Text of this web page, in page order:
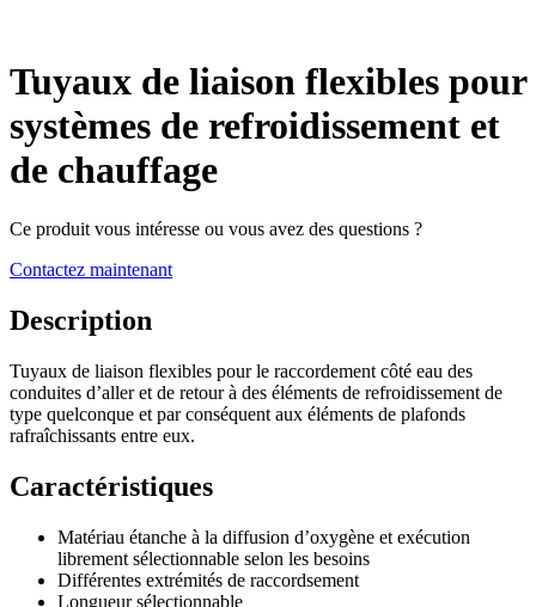
Tuyaux de liaison flexibles pour
systèmes de refroidissement et
de chauffage
Ce produit vous intéresse ou vous avez des questions ?
Contactez maintenant
Description
Tuyaux de liaison flexibles pour le raccordement côté eau des
conduites d’aller et de retour à des éléments de refroidissement de
type quelconque et par conséquent aux éléments de plafonds
rafraîchissants entre eux.
Caractéristiques
Matériau étanche à la diffusion d’oxygène et exécution
librement sélectionnable selon les besoins
Différentes extrémités de raccordsement
Longueur sélectionnable